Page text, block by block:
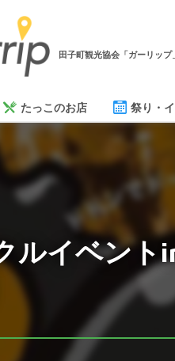
田子町観光協会「ガーリップ」
たっこのお店 祭り・
ルイベン